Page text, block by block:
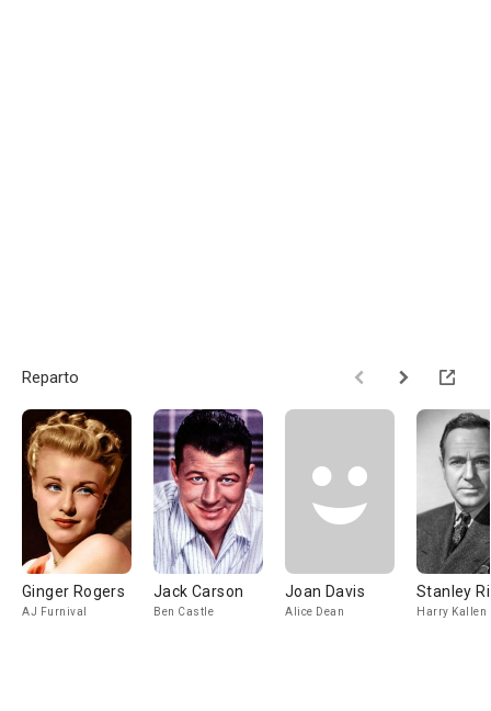
Reparto
Ginger Rogers
AJ Furnival
Jack Carson
Ben Castle
Joan Davis
Alice Dean
Stanley
Harry Kallen